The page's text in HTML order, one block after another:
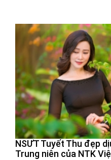
NSƯT Tuyết Thu đẹp
Trung niên của NTK